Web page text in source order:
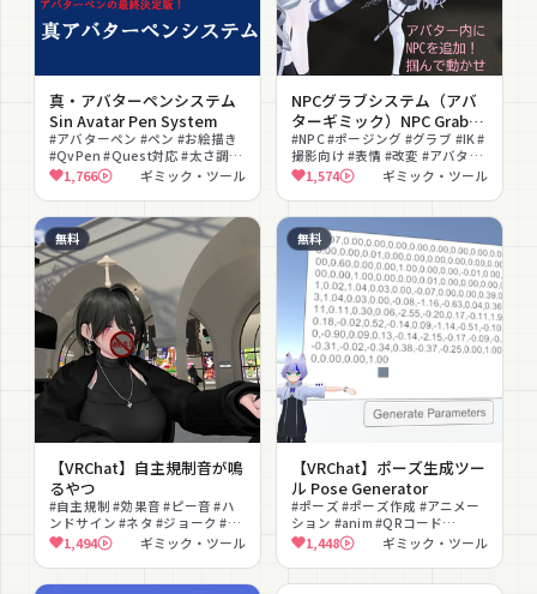
真・アバターペンシステム
Sin Avatar Pen System
#アバターペン #ペン #お絵描き
#QvPen #Quest対応 #太さ調整
#色調整 #VRChat #アバターギミ
ック
1,766 ギミック・ツール
NPCグラブシステム（アバ
ターギミック）NPC Grab
System
#NPC #ポージング #グラブ #IK #
撮影向け #表情 #改変 #アバター
ギミック
1,574 ギミック・ツール
無料
【VRChat】自主規制音が鳴
るやつ
#自主規制 #効果音 #ピー音 #ハ
ンドサイン #ネタ #ジョーク #お
もしろ #無料 #ON/OFF切替
1,494 ギミック・ツール
無料
【VRChat】ポーズ生成ツー
ル Pose Generator
#ポーズ #ポーズ作成 #アニメー
ション #anim #QRコード
#Humanoid #無料 #撮影向け #
エディタ拡張 #デスクトップ対
応
1,448 ギミック・ツール